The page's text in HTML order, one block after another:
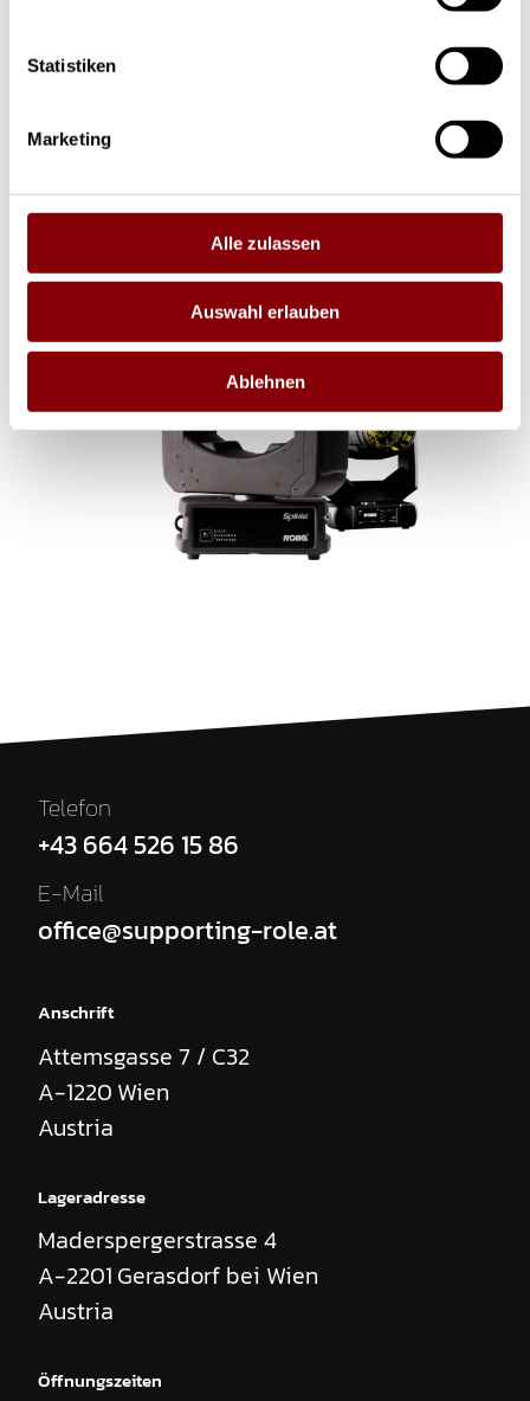
Statistiken
Marketing
Alle zulassen
Auswahl erlauben
Ablehnen
Gebraucht
Telefon
+43 664 526 15 86
E-Mail
office@supporting-role.at
Anschrift
Attemsgasse 7 / C32
A-1220 Wien
Austria
Lageradresse
Maderspergerstrasse 4
A-2201 Gerasdorf bei Wien
Austria
Öffnungszeiten